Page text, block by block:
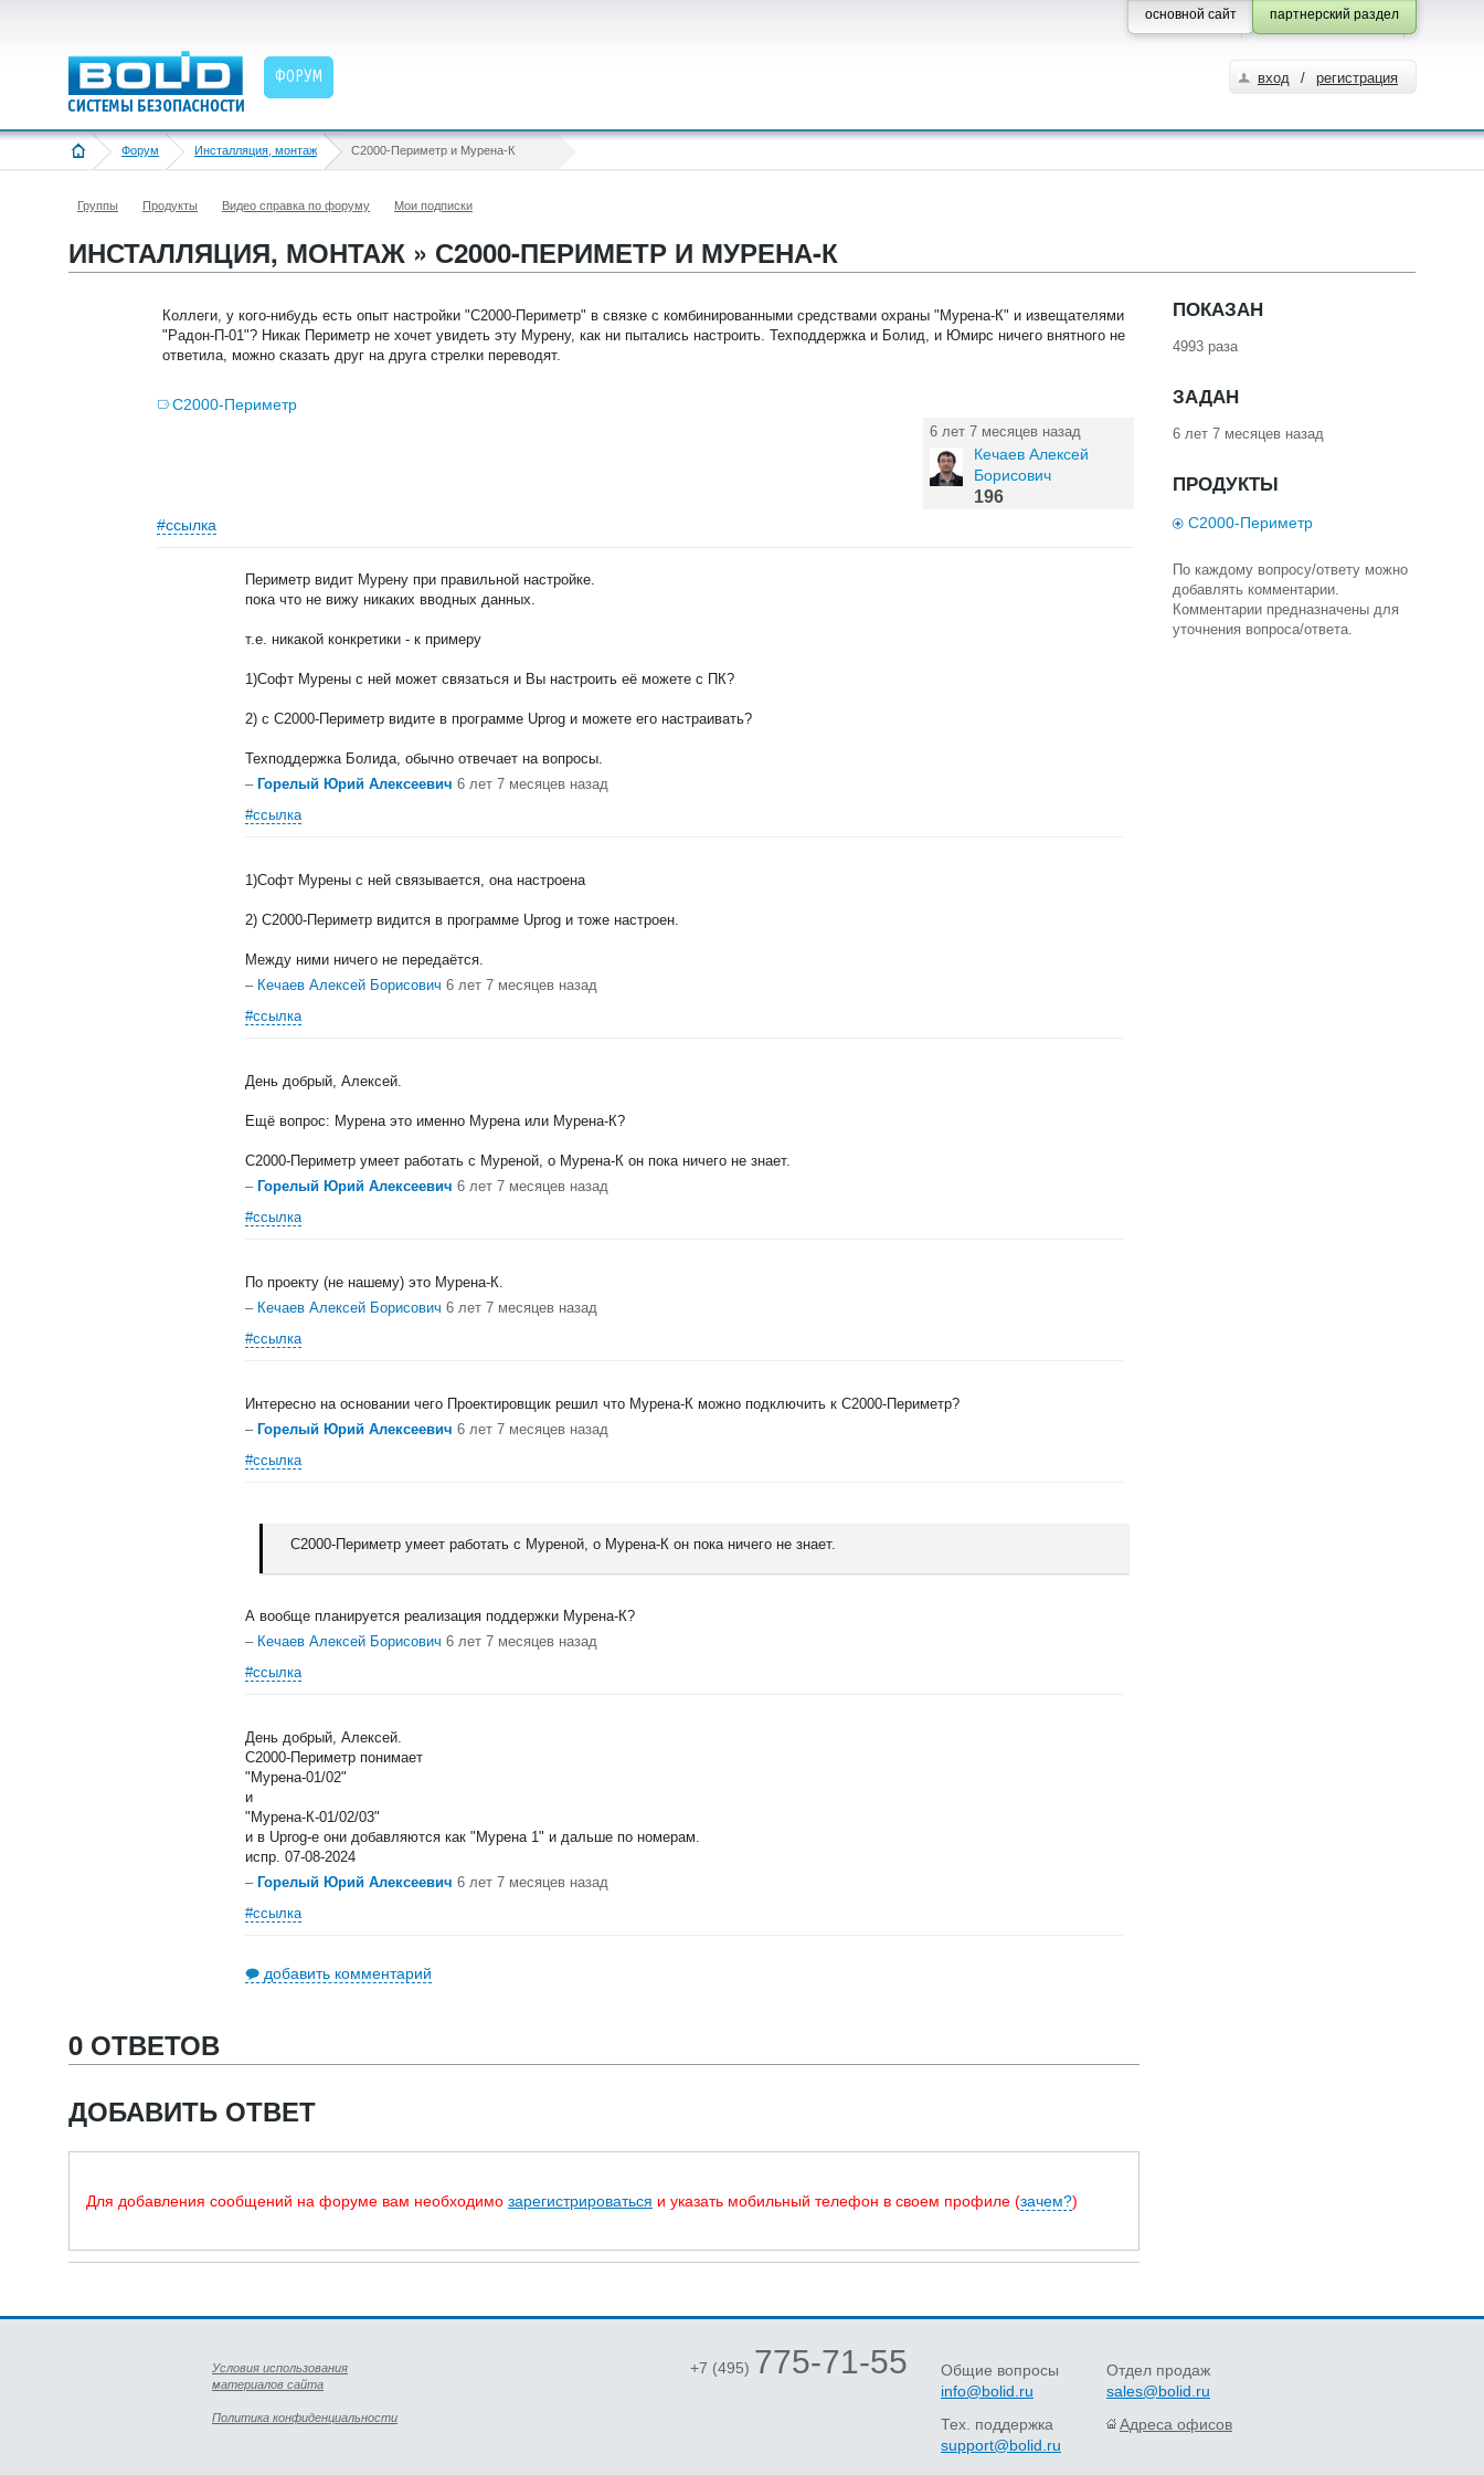
партнерский раздел
основной сайт
ФОРУМ вход / регистрация
Форум Инсталляция, монтаж С2000-Периметр и Мурена-К
Группы Продукты Видео справка по форуму Мои подписки
ИНСТАЛЛЯЦИЯ, МОНТАЖ » С2000-ПЕРИМЕТР И МУРЕНА-К
Коллеги, у кого-нибудь есть опыт настройки "С2000-Периметр" в связке с комбинированными средствами охраны "Мурена-К" и извещателями
"Радон-П-01"? Никак Периметр не хочет увидеть эту Мурену, как ни пытались настроить. Техподдержка и Болид, и Юмирс ничего внятного не
ответила, можно сказать друг на друга стрелки переводят.
С2000-Периметр
6 лет 7 месяцев назад
Кечаев Алексей
Борисович
196
#ссылка
Периметр видит Мурену при правильной настройке.
пока что не вижу никаких вводных данных.
т.е. никакой конкретики - к примеру
1)Софт Мурены с ней может связаться и Вы настроить её можете с ПК?
2) с С2000-Периметр видите в программе Uprog и можете его настраивать?
Техподдержка Болида, обычно отвечает на вопросы.
– Горелый Юрий Алексеевич 6 лет 7 месяцев назад
#ссылка
1)Софт Мурены с ней связывается, она настроена
2) С2000-Периметр видится в программе Uprog и тоже настроен.
Между ними ничего не передаётся.
– Кечаев Алексей Борисович 6 лет 7 месяцев назад
#ссылка
День добрый, Алексей.
Ещё вопрос: Мурена это именно Мурена или Мурена-К?
C2000-Периметр умеет работать с Муреной, о Мурена-К он пока ничего не знает.
– Горелый Юрий Алексеевич 6 лет 7 месяцев назад
#ссылка
По проекту (не нашему) это Мурена-К.
– Кечаев Алексей Борисович 6 лет 7 месяцев назад
#ссылка
Интересно на основании чего Проектировщик решил что Мурена-К можно подключить к С2000-Периметр?
– Горелый Юрий Алексеевич 6 лет 7 месяцев назад
#ссылка
C2000-Периметр умеет работать с Муреной, о Мурена-К он пока ничего не знает.
А вообще планируется реализация поддержки Мурена-К?
– Кечаев Алексей Борисович 6 лет 7 месяцев назад
#ссылка
День добрый, Алексей.
С2000-Периметр понимает
"Мурена-01/02"
и
"Мурена-К-01/02/03"
и в Uprog-e они добавляются как "Мурена 1" и дальше по номерам.
испр. 07-08-2024
– Горелый Юрий Алексеевич 6 лет 7 месяцев назад
#ссылка
добавить комментарий
0 ОТВЕТОВ
ДОБАВИТЬ ОТВЕТ
Для добавления сообщений на форуме вам необходимо зарегистрироваться и указать мобильный телефон в своем профиле (зачем?)
ПОКАЗАН
4993 раза
ЗАДАН
6 лет 7 месяцев назад
ПРОДУКТЫ
С2000-Периметр
По каждому вопросу/ответу можно
добавлять комментарии.
Комментарии предназначены для
уточнения вопроса/ответа.
Условия использования
материалов сайта
Политика конфиденциальности
+7 (495) 775-71-55
Общие вопросы
info@bolid.ru
Отдел продаж
sales@bolid.ru
Тех. поддержка
support@bolid.ru
Адреса офисов